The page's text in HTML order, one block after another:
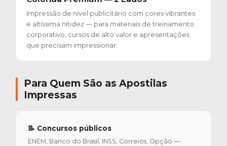
Impressão de nível publicitário com cores vibrantes
e altíssima nitidez — para materiais de treinamento
corporativo, cursos de alto valor e apresentações
que precisam impressionar.
Para Quem São as Apostilas
Impressas
📝 Concursos públicos
ENEM, Banco do Brasil, INSS, Correios, Opção —